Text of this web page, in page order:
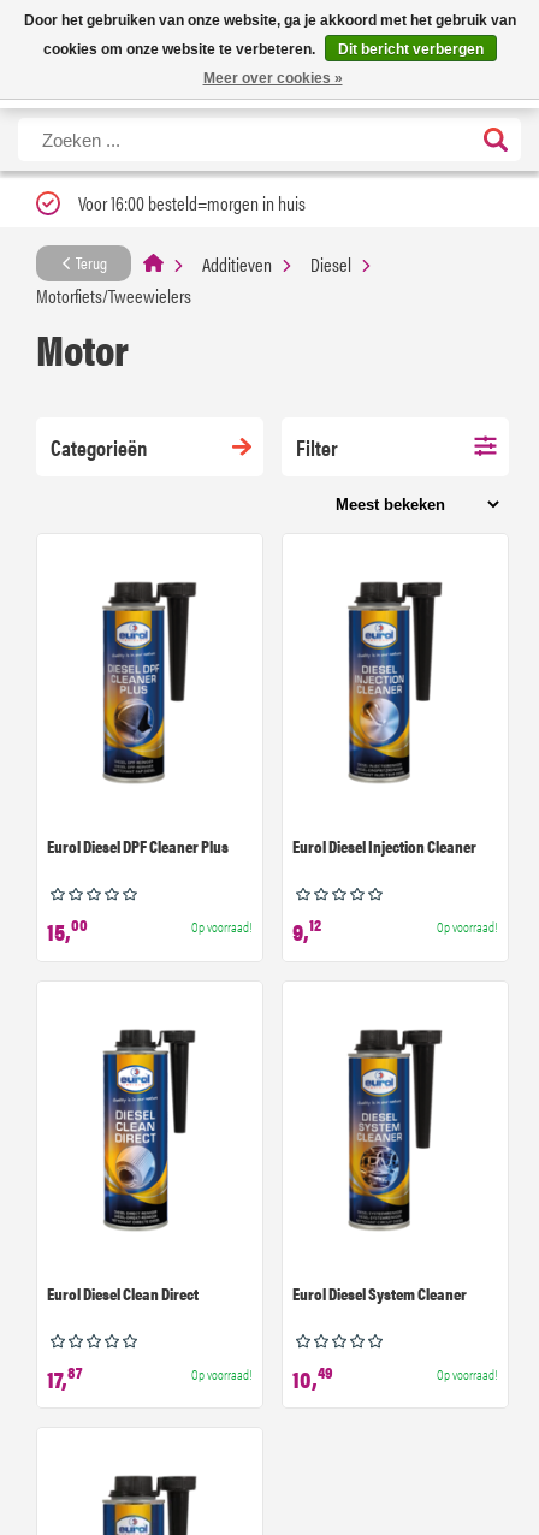
Nieuwe levertijd: 1 tot 3 werkdagen | Nu 25% korting op gehele assortiment
Carfume met kortingscode ''verfrissend''
X
Voor 16:00 besteld=morgen in huis
Terug Additieven
Diesel
Motorfiets/Tweewielers
Motor
Categorieën Filter
Eurol Diesel DPF Cleaner Plus
15,00 Op voorraad!
Eurol Diesel Injection Cleaner
9,12 Op voorraad!
Eurol Diesel Clean Direct
17,87 Op voorraad!
Eurol Diesel System Cleaner
10,49 Op voorraad!
Door het gebruiken van onze website, ga je akkoord met het gebruik van
cookies om onze website te verbeteren.
Dit bericht verbergen
Meer over cookies »